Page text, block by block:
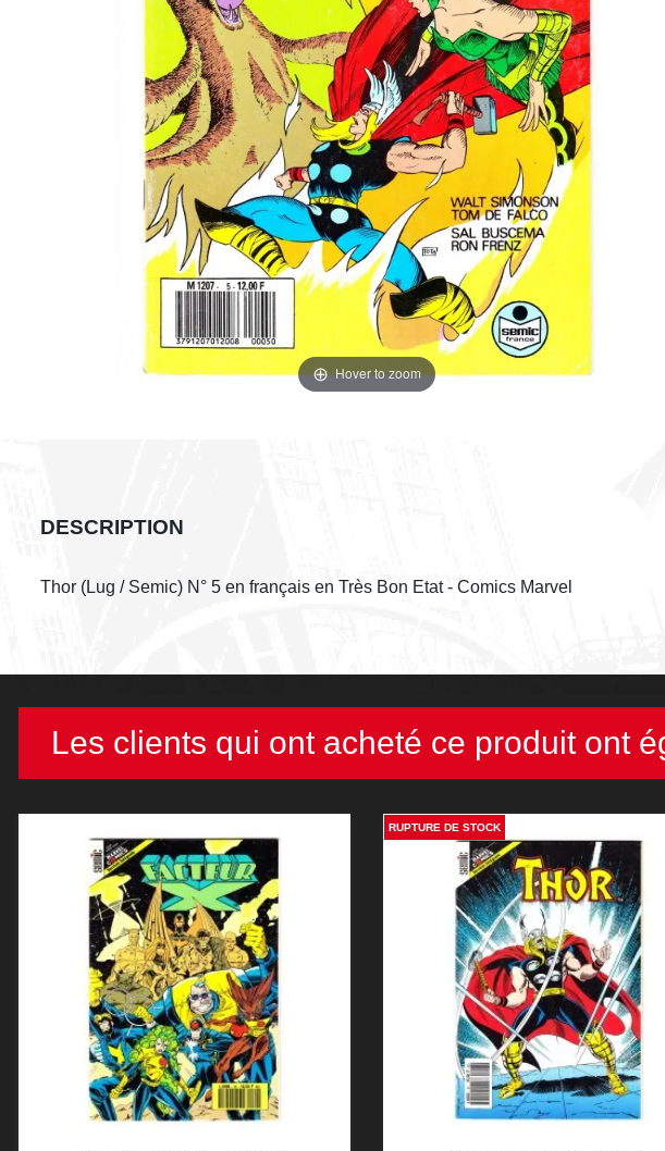
Hover to zoom
DESCRIPTION
Thor (Lug / Semic) N° 5 en français en Très Bon Etat - Comics Marvel
Les clients qui ont acheté ce produit ont
RUPTURE DE STOCK